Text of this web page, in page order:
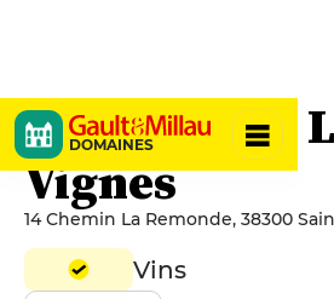
DOMAINES
Domaine du
Vignes
14 Chemin La Remonde, 38300
Vins